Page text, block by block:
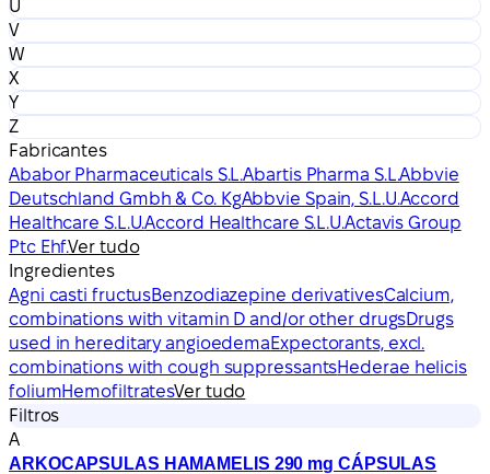
U
V
W
X
Y
Z
Fabricantes
Ababor Pharmaceuticals S.L.Abartis Pharma S.L.Abbvie
Deutschland Gmbh & Co. KgAbbvie Spain, S.L.U.Accord
Healthcare S.L.U.Accord Healthcare S.L.U.Actavis Group
Ptc Ehf.Ver tudo
Ingredientes
Agni casti fructusBenzodiazepine derivativesCalcium,
combinations with vitamin D and/or other drugsDrugs
used in hereditary angioedemaExpectorants, excl.
combinations with cough suppressantsHederae helicis
foliumHemofiltratesVer tudo
Filtros
A
ARKOCAPSULAS HAMAMELIS 290 mg CÁPSULAS